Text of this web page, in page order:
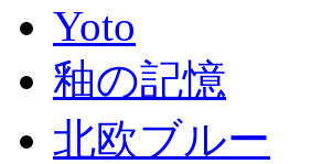
Yoto
釉の記憶
北欧ブルー